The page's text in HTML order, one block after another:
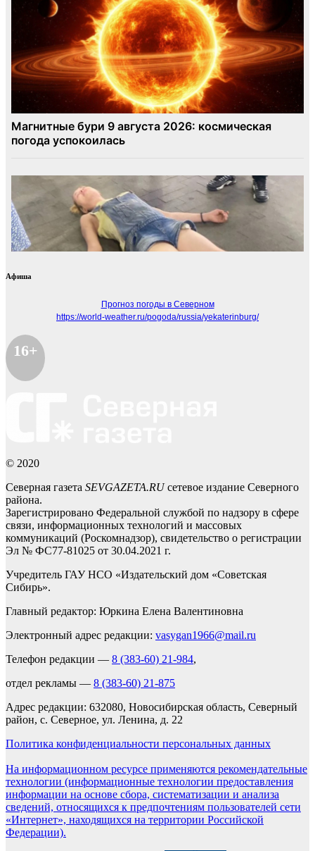
Афиша
Прогноз погоды в Северном
https://world-weather.ru/pogoda/russia/yekaterinburg/
16+
© 2020
Северная газета SEVGAZETA.RUсетевое издание Северного
района.
Зарегистрировано Федеральной службой по надзору в сфере
связи, информационных технологий и массовых
коммуникаций (Роскомнадзор), свидетельство о регистрации
Эл № ФС77-81025 от 30.04.2021 г.
Учредитель ГАУ НСО «Издательский дом «Советская
Сибирь».
Главный редактор: Юркина Елена Валентиновна
Электронный адрес редакции: vasygan1966@mail.ru
Телефон редакции — 8 (383-60) 21-984,
отдел рекламы — 8 (383-60) 21-875
Адрес редакции: 632080, Новосибирская область, Северный
район, с. Северное, ул. Ленина, д. 22
Политика конфиденциальности персональных данных
На информационном ресурсе применяются рекомендательные
технологии (информационные технологии предоставления
информации на основе сбора, систематизации и анализа
сведений, относящихся к предпочтениям пользователей сети
«Интернет», находящихся на территории Российской
Федерации).